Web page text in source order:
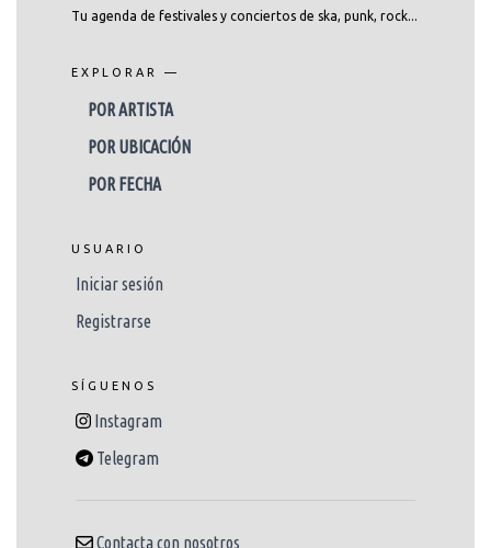
Tu agenda de festivales y conciertos de ska, punk, rock...
EXPLORAR —
POR ARTISTA
POR UBICACIÓN
POR FECHA
USUARIO
Iniciar sesión
Registrarse
SÍGUENOS
Instagram
Telegram
Contacta con nosotros